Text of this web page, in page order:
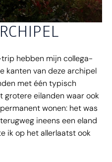
hebben mijn collega-
kanten van deze archipel
met één typisch
grotere eilanden waar ook
wonen: het was
ineens een eland
ik op het allerlaatst ook